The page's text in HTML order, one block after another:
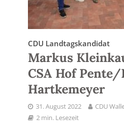
CDU Landtagskandidat
Markus
CSA Hof
Hartkemeyer
31. August 2022
CDU
2 min. Lesezeit